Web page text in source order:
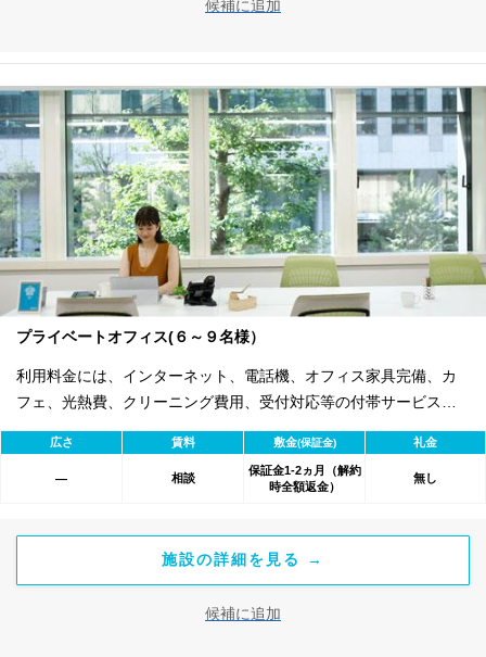
候補に追加
プライベートオフィス(６～９名様）
利用料金には、インターネット、電話機、オフィス家具完備、カ
フェ、光熱費、クリーニング費用、受付対応等の付帯サービスす
べて含まれ、追加料金不要です。 また適宜キャンペーン、契約期
間による割引特典あります。
広さ 賃料 敷金(保証金) 礼金
― 相談
保証金1-2ヵ月（解約
時全額返金）
無し
施設の詳細を見る →
候補に追加